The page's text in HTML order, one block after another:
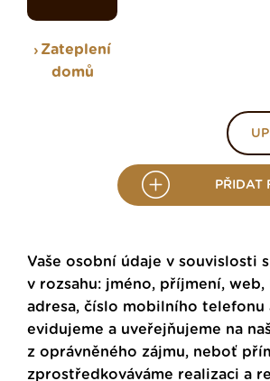
Zateplení
domů
PŘIDAT
Vaše osobní údaje v souvislosti
v rozsahu: jméno, příjmení, web,
adresa, číslo mobilního telefonu
evidujeme a uveřejňujeme na
z oprávněného zájmu, neboť
zprostředkováváme realizaci a